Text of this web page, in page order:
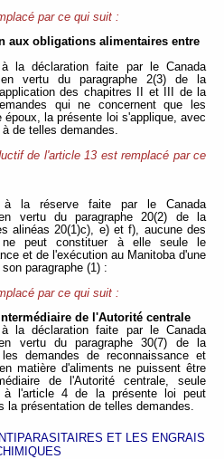
par ce qui suit :
aux obligations alimentaires entre
à la déclaration faite par le Canada
vertu du paragraphe 2(3) de la
des chapitres II et III de la
qui ne concernent que les
époux, la présente loi s'applique, avec
de telles demandes.
de l'article 13 est remplacé par ce
à la réserve faite par le Canada
vertu du paragraphe 20(2) de la
alinéas 20(1)c), e) et f), aucune des
ne peut constituer à elle seule le
et de l'exécution au Manitoba d'une
paragraphe (1) :
par ce qui suit :
de l'Autorité centrale
à la déclaration faite par le Canada
vertu du paragraphe 30(7) de la
demandes de reconnaissance et
matière d'aliments ne puissent être
de l'Autorité centrale, seule
à l'article 4 de la présente loi peut
la présentation de telles demandes.
ET LES ENGRAIS